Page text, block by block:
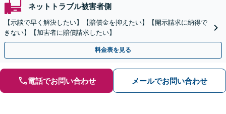
ネットトラブル被害者側
【示談で早く解決したい】【賠償金を抑えたい】【開示請求に納得で
きない】【加害者に賠償請求したい】
料金表を見る
電話でお問い合わせ メールでお問い合わせ